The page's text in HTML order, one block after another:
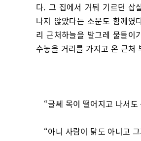
다. 그 집에서 거둬 기르던 삽
나지 않았다는 소문도 함께였
리 근처하늘을 발그레 물들이
수놓을 거리를 가지고 온 근처
“글쎄 목이 떨어지고 나서
“아니 사람이 닭도 아니고